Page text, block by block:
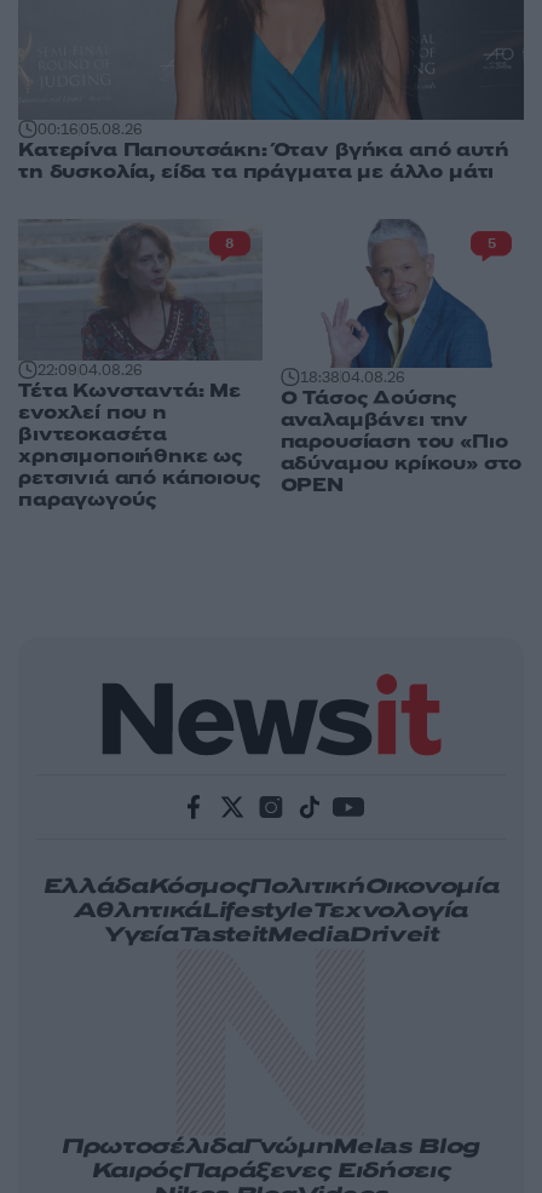
00:1605.08.26
Κατερίνα Παπουτσάκη: Όταν βγήκα από αυτή
τη δυσκολία, είδα τα πράγματα με άλλο μάτι
22:0904.08.26
Τέτα Κωνσταντά: Με
ενοχλεί που η
βιντεοκασέτα
χρησιμοποιήθηκε ως
ρετσινιά από κάποιους
παραγωγούς
8
18:3804.08.26
Ο Τάσος Δούσης
αναλαμβάνει την
παρουσίαση του «Πιο
αδύναμου κρίκου» στο
OPEN
5
ΕλλάδαΚόσμοςΠολιτικήΟικονομία
ΑθλητικάLifestyleΤεχνολογία
ΥγείαTasteitMediaDriveit
ΠρωτοσέλιδαΓνώμηMelas Blog
ΚαιρόςΠαράξενες Ειδήσεις